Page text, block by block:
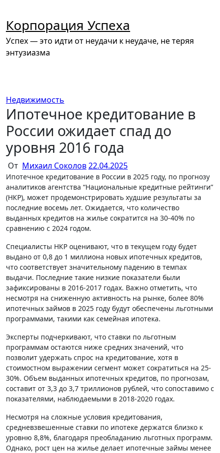
содержимому
Корпорация Успеха
Успех — это идти от неудачи к неудаче, не теряя
энтузиазма
Недвижимость
Ипотечное кредитование в
России ожидает спад до
уровня 2016 года
От Михаил Соколов22.04.2025
Ипотечное кредитование в России в 2025 году, по прогнозу
аналитиков агентства “Национальные кредитные рейтинги”
(НКР), может продемонстрировать худшие результаты за
последние восемь лет. Ожидается, что количество
выданных кредитов на жилье сократится на 30-40% по
сравнению с 2024 годом.
Специалисты НКР оценивают, что в текущем году будет
выдано от 0,8 до 1 миллиона новых ипотечных кредитов,
что соответствует значительному падению в темпах
выдачи. Последние такие низкие показатели были
зафиксированы в 2016-2017 годах. Важно отметить, что
несмотря на сниженную активность на рынке, более 80%
ипотечных займов в 2025 году будут обеспечены льготными
программами, такими как семейная ипотека.
Эксперты подчеркивают, что ставки по льготным
программам остаются ниже средних значений, что
позволит удержать спрос на кредитование, хотя в
стоимостном выражении сегмент может сократиться на 25-
30%. Объем выданных ипотечных кредитов, по прогнозам,
составит от 3,3 до 3,7 триллионов рублей, что сопоставимо с
показателями, наблюдаемыми в 2018-2020 годах.
Несмотря на сложные условия кредитования,
средневзвешенные ставки по ипотеке держатся близко к
уровню 8,8%, благодаря преобладанию льготных программ.
Однако, рост цен на жилье делает ипотечные займы менее